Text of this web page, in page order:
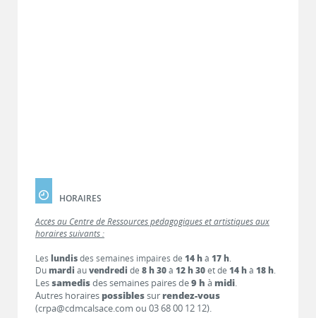
HORAIRES
Accès au Centre de Ressources pédagogiques et artistiques aux
horaires suivants :
Les lundisdes semaines impaires de 14 hà 17 h.
Dumardi auvendredi de 8 h 30à 12 h 30et de 14 hà 18 h.
Lessamedisdes semaines paires de9 h à midi.
Autres horaires possiblessur rendez-vous
(crpa@cdmcalsace.com ou 03 68 00 12 12).